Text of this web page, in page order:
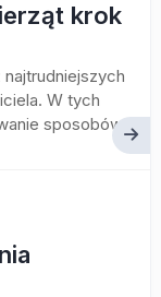
krok
W tych
sposobów...